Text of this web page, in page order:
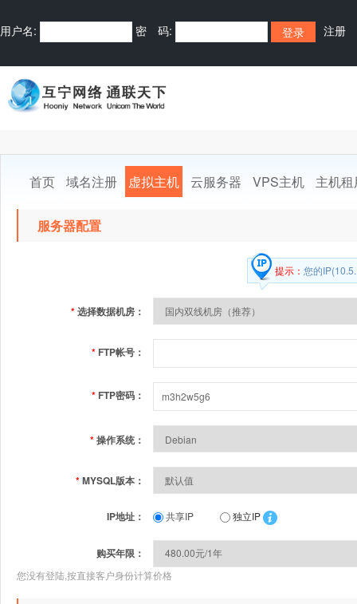
用户名: 密 码: 注册
首页 域名注册 虚拟主机 云服务器 VPS主机 主机
服务器配置
提示： 您的
*选择数据机房：
* FTP帐号：
* FTP密码：
*操作系统：
*MYSQL版本：
IP地址： 共享IP 独立IP
购买年限：
您没有登陆,按直接客户身份计算价格